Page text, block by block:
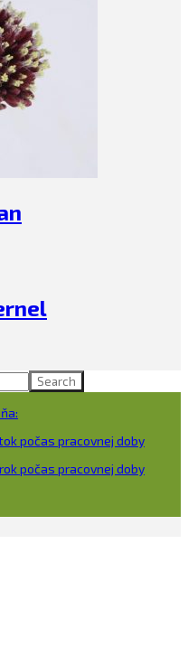
Search
počas pracovnej doby
počas pracovnej doby